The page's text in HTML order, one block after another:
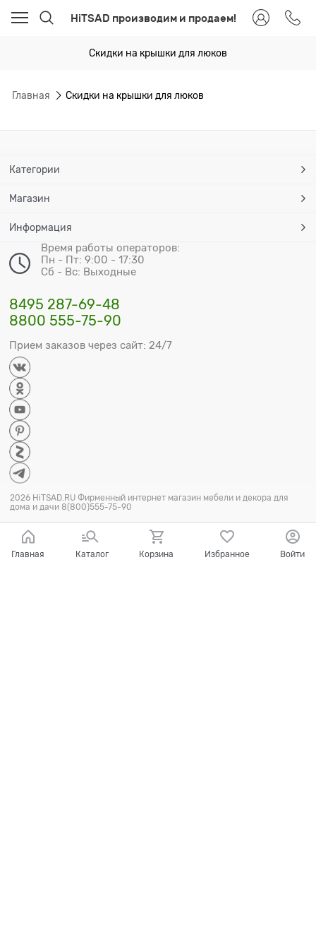
HiTSAD производим и продаем!
Скидки на крышки для люков
Главная Скидки на крышки для люков
Категории
Магазин
Информация
Время работы операторов:
Пн - Пт: 9:00 - 17:30
Сб - Вс: Выходные
8495 287-69-48
8800 555-75-90
Прием заказов через сайт: 24/7
2026 HiTSAD.RU Фирменный интернет магазин мебели и декора для
дома и дачи 8(800)555-75-90
Главная Каталог Корзина Избранное Войти